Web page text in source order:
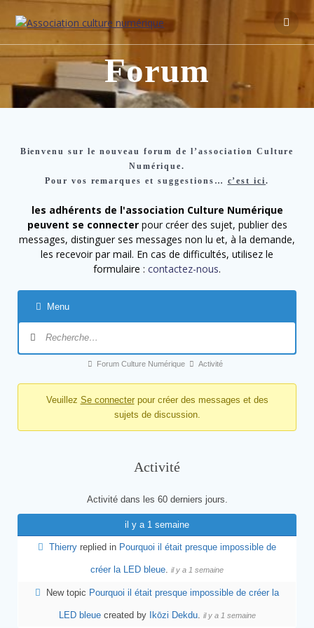
Forum
Bienvenu sur le nouveau forum de l’association Culture
Numérique.
Pour vos remarques et suggestions… c’est ici.
les adhérents de l'association Culture Numérique
peuvent se connecterpour créer des sujet, publier des
messages, distinguer ses messages non lu et, à la demande,
les recevoir par mail. En cas de difficultés, utilisez le
formulaire : contactez-nous.
Menu
Forum Culture Numérique Activité
Veuillez Se connecterpour créer des messages et des
sujets de discussion.
Activité
Activité dans les 60 derniers jours.
il y a 1 semaine
Thierry replied in Pourquoi il était presque impossible de
créer la LED bleue. il y a 1 semaine
New topic Pourquoi il était presque impossible de créer la
LED bleuecreated by Ikōzi Dekdu. il y a 1 semaine